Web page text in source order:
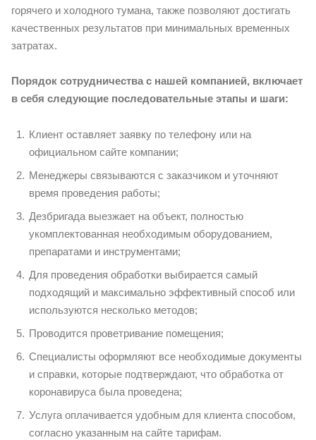
горячего и холодного тумана, также позволяют достигать
качественных результатов при минимальных временных
затратах.
Порядок сотрудничества с нашей компанией, включает
в себя следующие последовательные этапы и шаги:
Клиент оставляет заявку по телефону или на
официальном сайте компании;
Менеджеры связываются с заказчиком и уточняют
время проведения работы;
Дезбригада выезжает на объект, полностью
укомплектованная необходимым оборудованием,
препаратами и инструментами;
Для проведения обработки выбирается самый
подходящий и максимально эффективный способ или
используются несколько методов;
Проводится проветривание помещения;
Специалисты оформляют все необходимые документы
и справки, которые подтверждают, что обработка от
коронавируса была проведена;
Услуга оплачивается удобным для клиента способом,
согласно указанным на сайте тарифам.